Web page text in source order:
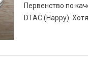
Первенство по
DTAC (Happy).